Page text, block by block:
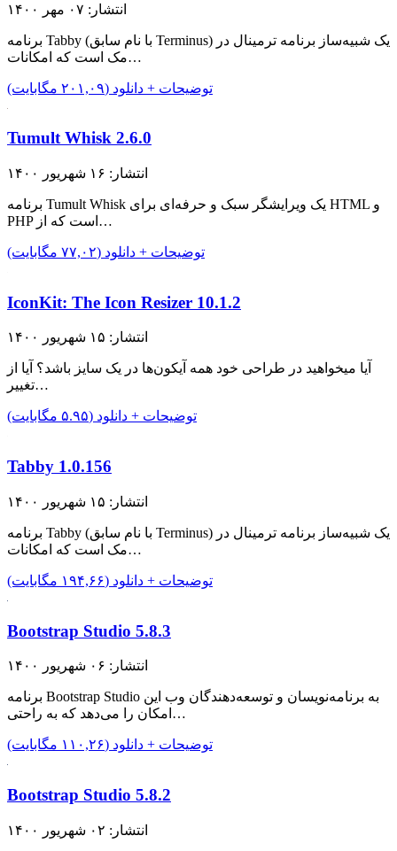
انتشار: ۰۷ مهر ۱۴۰۰
برنامه Tabby (با نام سابق Terminus) یک شبیه‌ساز برنامه ترمینال در
مک است که امکانات…
توضیحات + دانلود (۲۰۱,۰۹ مگابایت)
Tumult Whisk 2.6.0
انتشار: ۱۶ شهریور ۱۴۰۰
برنامه Tumult Whisk یک ویرایشگر سبک و حرفه‌ای برای HTML و
PHP است که از…
توضیحات + دانلود (۷۷,۰۲ مگابایت)
IconKit: The Icon Resizer 10.1.2
انتشار: ۱۵ شهریور ۱۴۰۰
آیا میخواهید در طراحی خود همه آیکون‌ها در یک سایز باشد؟ آیا از
تغییر…
توضیحات + دانلود (۵.۹۵ مگابایت)
Tabby 1.0.156
انتشار: ۱۵ شهریور ۱۴۰۰
برنامه Tabby (با نام سابق Terminus) یک شبیه‌ساز برنامه ترمینال در
مک است که امکانات…
توضیحات + دانلود (۱۹۴,۶۶ مگابایت)
Bootstrap Studio 5.8.3
انتشار: ۰۶ شهریور ۱۴۰۰
برنامه Bootstrap Studio به برنامه‌نویسان و توسعه‌دهندگان وب این
امکان را می‌دهد که به راحتی…
توضیحات + دانلود (۱۱۰,۲۶ مگابایت)
Bootstrap Studio 5.8.2
انتشار: ۰۲ شهریور ۱۴۰۰